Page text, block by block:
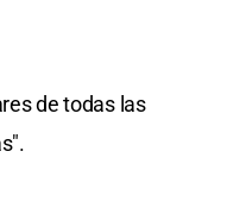
de todas las